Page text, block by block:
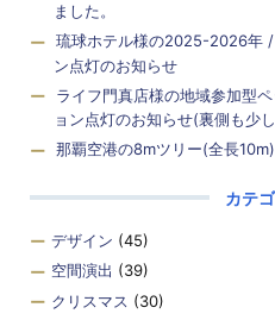
ました。
琉球ホテル様の2025-2026年 /
ン点灯のお知らせ
ライフ門真店様の地域参加型
ョン点灯のお知らせ(裏側も少
那覇空港の8mツリー(全長
カテ
デザイン (45)
空間演出 (39)
クリスマス (30)